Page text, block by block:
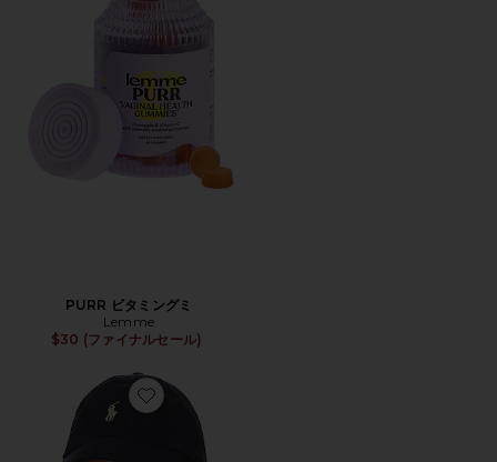
PURR ビタミングミ
Lemme
$30 (ファイナルセール)
Favorite ハット